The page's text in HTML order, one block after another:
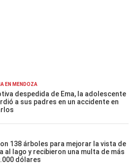
EN MENDOZA
despedida de Ema, la adolescente
a sus padres en un accidente en
138 árboles para mejorar la vista de
al lago y recibieron una multa de más
dólares